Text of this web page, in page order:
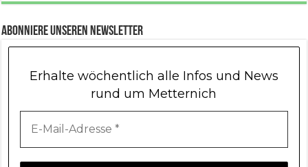
Abonniere unseren Newsletter
Erhalte wöchentlich alle Infos und News
rund um Metternich